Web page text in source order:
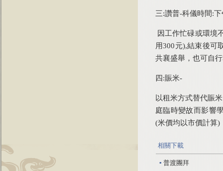
三:讚普-科儀時間:
因工作忙碌或環境
用300元),結束後可
共襄盛舉，也可自
四:賑米-
以租米方式替代賑
庭臨時變故而影響
(米價均以市價計算)
相關下載
▪ 普渡團拜